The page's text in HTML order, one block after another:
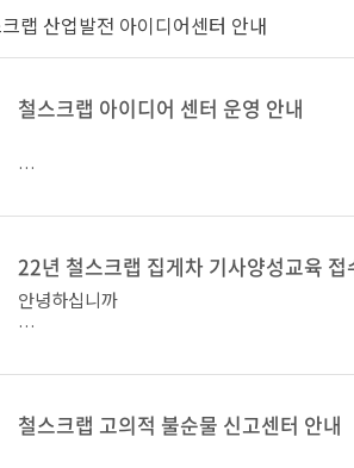
랩 산업발전 아이디어센터 안내
철스크랩 아이디어 센터 운영 안내
쟁력 강화를 위해 「철스크랩 산업발전 아이
니 많은 관심과 참여 부탁드립니다.
22년 철스크랩 집게차 기사양성교육 접
안녕하십니까
철스크랩 고의적 불순물 신고센터 안내